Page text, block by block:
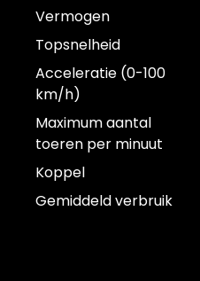
Vermogen
Topsnelheid
Acceleratie (0-100
km/h)
Maximum aantal
toeren per minuut
Koppel
Gemiddeld verbruik